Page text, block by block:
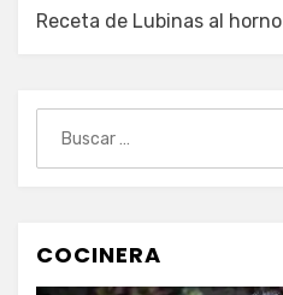
Receta de Lubinas al horno
COCINERA